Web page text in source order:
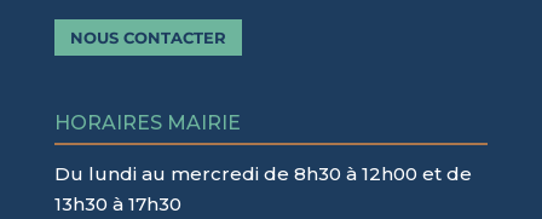
NOUS CONTACTER
HORAIRES MAIRIE
Du lundi au mercredi de 8h30 à 12h00 et de
13h30 à 17h30